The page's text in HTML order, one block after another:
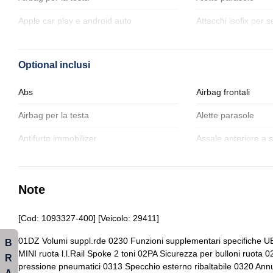
Apple car play e android auto Attacchi isofix per
Cinture di sicurezza
Fari a led
Fari con
Portabicchiere
Radio dab
Sedili abbattibili Sedili anteriori
Servosterzo Sistema di
Optional inclusi
Abs Airbag frontali
Airbag per la testa Alette parasole
Antifurto immobilizer
Assale anteriore a
Cinture di sicurezza
Computer di bordo Condition based
Controllo della frenata Controllo della
Note
[Cod: 1093327-400] [Veicolo: 29411]
01DZ Volumi suppl.rde 0230 Funzioni supplementari specifiche
MINI ruota l.l.Rail Spoke 2 toni 02PA Sicurezza per bulloni ruota
pressione pneumatici 0313 Specchio esterno ribaltabile 0320
B
R